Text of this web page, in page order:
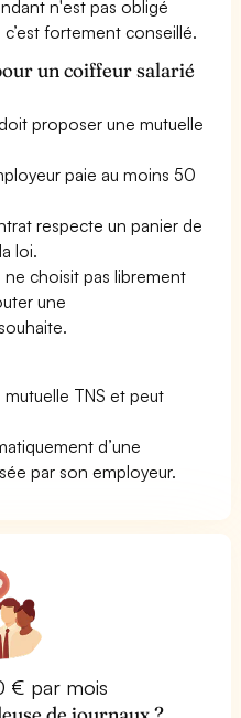
n'est pas obligé
c’est fortement conseillé.
un coiffeur salarié
proposer une mutuelle
paie au moins 50
respecte un panier de
loi.
ne choisit pas librement
une
mutuelle TNS et peut
d’une
par son employeur.
€ par mois